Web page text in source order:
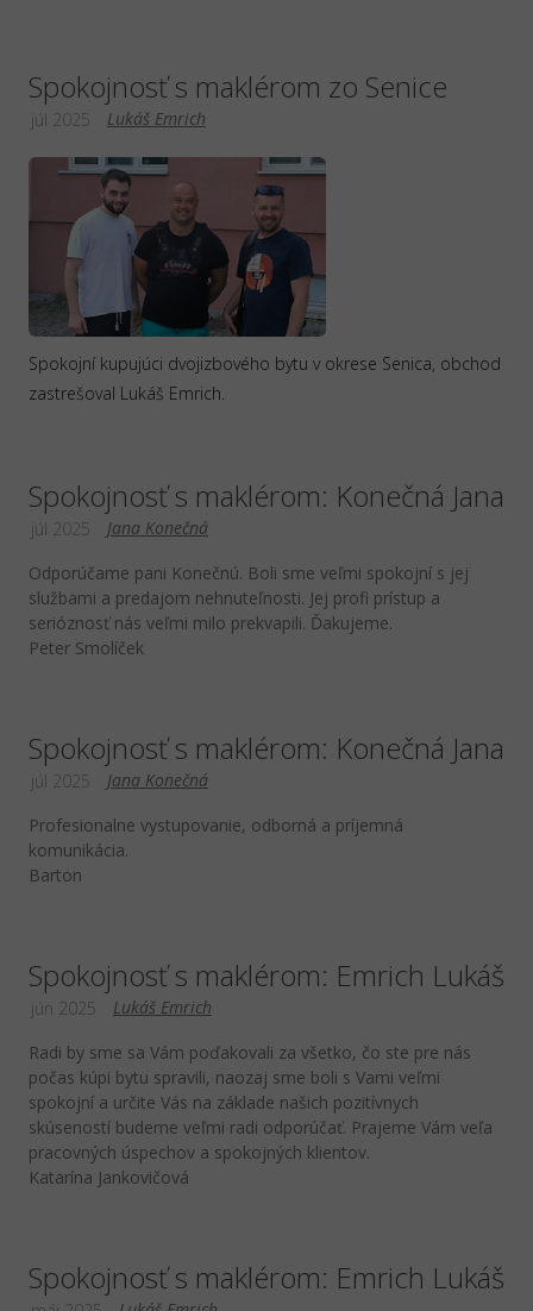
Spokojnosť s maklérom zo Senice
Lukáš Emrich
júl 2025
Spokojní kupujúci dvojizbového bytu v okrese Senica, obchod
zastrešoval Lukáš Emrich.
Spokojnosť s maklérom: Konečná Jana
Jana Konečná
júl 2025
Odporúčame pani Konečnú. Boli sme veľmi spokojní s jej
službami a predajom nehnuteľnosti. Jej profi prístup a
serióznosť nás veľmi milo prekvapili. Ďakujeme.
Peter Smolíček
Spokojnosť s maklérom: Konečná Jana
Jana Konečná
júl 2025
Profesionalne vystupovanie, odborná a príjemná
komunikácia.
Barton
Spokojnosť s maklérom: Emrich Lukáš
Lukáš Emrich
jún 2025
Radi by sme sa Vám poďakovali za všetko, čo ste pre nás
počas kúpi bytu spravili, naozaj sme boli s Vami veľmi
spokojní a určite Vás na základe našich pozitívnych
skúseností budeme veľmi radi odporúčať. Prajeme Vám veľa
pracovných úspechov a spokojných klientov.
Katarína Jankovičová
Spokojnosť s maklérom: Emrich Lukáš